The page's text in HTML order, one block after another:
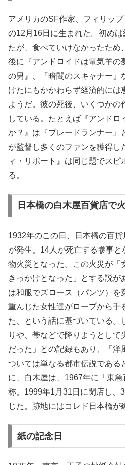
アメリカのSF作家、フィリッ
の12月16日に生まれた。初め
たが、食べていけなかったため
後に『アンドロイドは電気羊の
の男』、『暗闇のスキャナー』
けたにもかかわらず経済的には
ようだ。彼の死後、いくつかの
している。たとえば『アンドロ
か？』は『ブレードランナー』
が監督し多くのファンを獲得し
ィ・リポート』は同じ題でスピ
る。
日本橋の白木屋百貨店で
1932年のこの日、日本橋の百
が発生。14人が死亡する惨事
物火災となった。この火災が「
きっかけとなった」とする説が
は和服でズロース（パンツ）を
重んじた女性達がロープから手
た、という話に基づいている。
りや、帯などで降りようとし
だった」との記録もあり、「洋
ついては単なる都市伝説である
に、白木屋は、1967年に「東
称。1999年1月31日に閉店し、
じた。跡地にはコレド日本橋が
紙の記念日